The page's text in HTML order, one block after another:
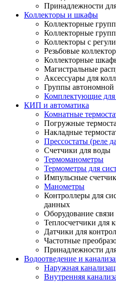
Принадлежности
Коллекторы и шкафы
Коллекторные
Коллекторные
Коллекторы с
Резьбовые
Коллекторные
Магистральные
Аксессуары для
Группы автономной
Комплектующие для
КИП и автоматика
Комнатные
Погружные
Накладные
Прессостаты (реле
Счетчики для воды
Термоманометры
Термометры для
Импульсные
Манометры
Контроллеры для
данных
Оборудование
Теплосчетчики для
Датчики для
Частотные
Принадлежности
Водоотведение и
Наружная
Внутренняя